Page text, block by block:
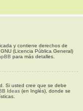
y contiene derechos de
(Licencia Pública General)
para más detalles.
Si usted cree que se debe
Ideas (en Inglés), donde se